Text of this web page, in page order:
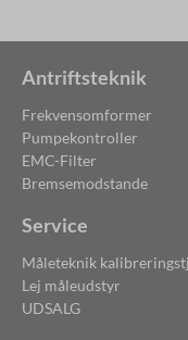
Antriftsteknik
Frekvensomformer
Pumpekontroller
EMC-Filter
Bremsemodstande
Service
Måleteknik
Lej måleudstyr
UDSALG